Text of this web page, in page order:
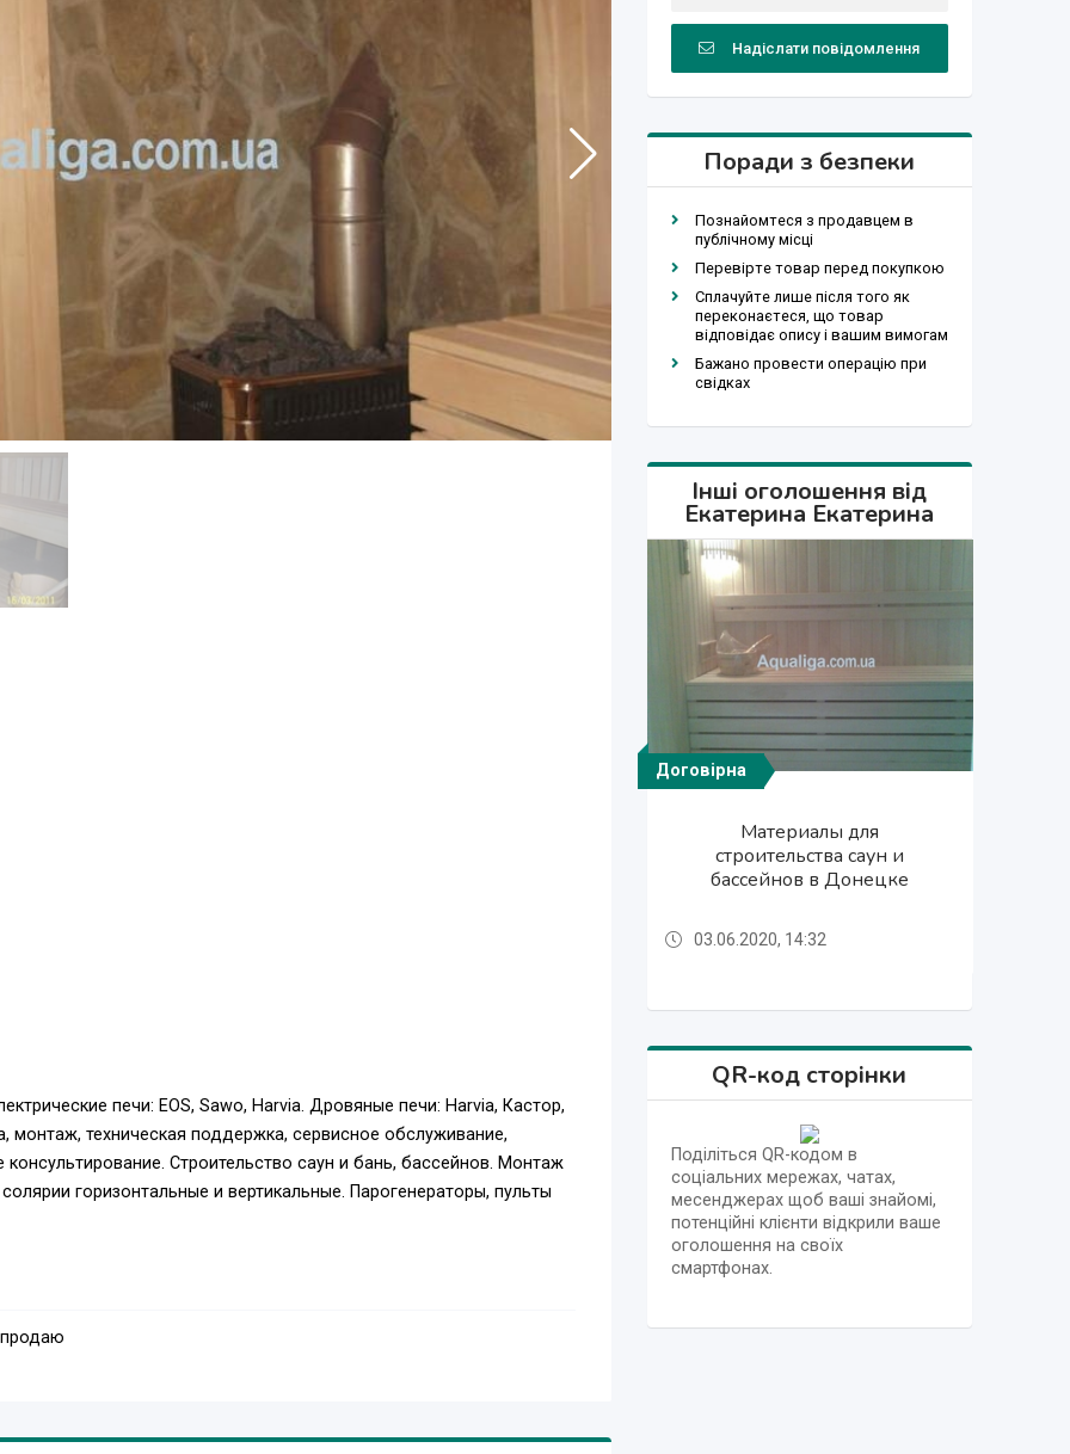
печи: EOS, Sawo, Harvia. Дровяные печи: Harvia, Кастор,
монтаж, техническая поддержка, сервисное обслуживание,
Строительство саун и бань, бассейнов. Монтаж
горизонтальные и вертикальные. Парогенераторы, пульты
Надіслати повідомлення
Поради з безпеки
Познайомтеся з продавцем в
публічному місці
Перевірте товар перед покупкою
Сплачуйте лише після того як
переконаєтеся, що товар
відповідає опису і вашим вимогам
Бажано провести операцію при
свідках
Інші оголошення від
Екатерина Екатерина
Договірна
Бассейны, фонтаны
строительство Донецк, под
ключ
03.06.2020, 14:30
Договірна
Лепной декор
03.06.2020, 14:33
Договірна
Материалы для
строительства саун и
бассейнов в Донецке
03.06.2020, 14:32
Договірна
Бассейны, фонтаны
строительство Донецк, под
ключ
03.06.2020, 14:30
Договірна
Лепной декор
03.06.2020, 14:33
QR-код сторінки
Поділіться QR-кодом в
соціальних мережах, чатах,
месенджерах щоб ваші знайомі,
потенційні клієнти відкрили ваше
оголошення на своїх
смартфонах.